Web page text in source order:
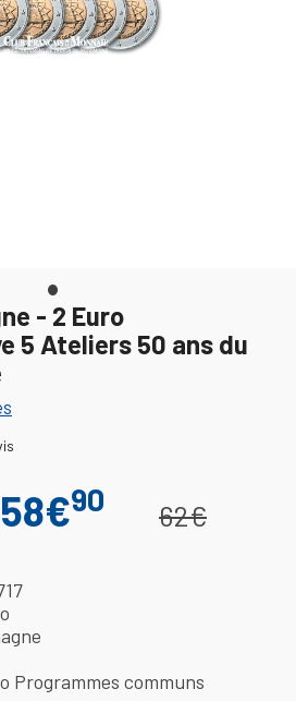
- 2 Euro
5 Ateliers 50 ans du
58€90 62€
Programmes communs